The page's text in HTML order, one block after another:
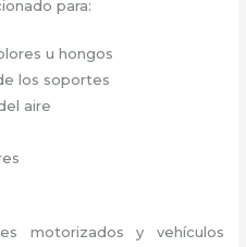
para:
u hongos
los soportes
aire
motorizados y vehículos